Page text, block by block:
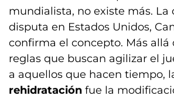
mundialista, no existe más. La
disputa en Estados Unidos,
confirma el concepto. Más allá
reglas que buscan agilizar el
a aquellos que hacen tiempo,
rehidratación fue la